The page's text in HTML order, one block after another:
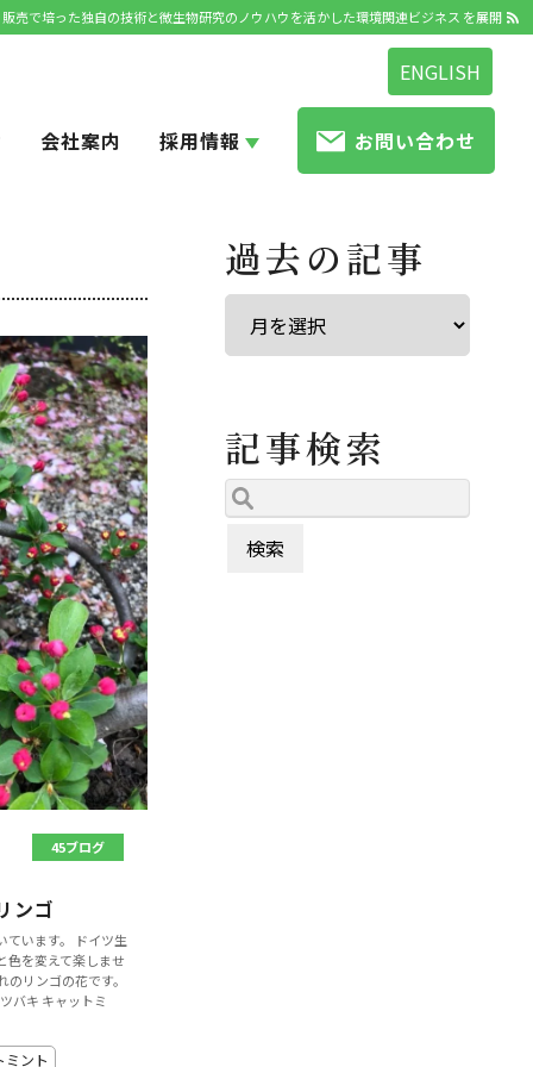
売で培った独自の技術と微生物研究のノウハウを活かした環境関連ビジネス を展開
ENGLISH
会社案内 採用情報 お問い合わせ
45ブログ
ンゴ
ています。 ドイツ生
色を変えて楽しませ
リンゴの花です。
バキ キャットミ
ミント
過去の記事
記事検索